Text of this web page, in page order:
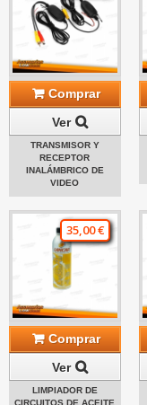
Comprar
Ver
TRANSMISOR Y
RECEPTOR
INALÁMBRICO DE
VIDEO
35,00 €
Comprar
Ver
LIMPIADOR DE
CIRCUITOS DE ACEITE